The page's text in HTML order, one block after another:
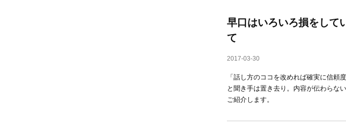
早口はいろいろ損をして
て
2017-03-30
「話し方のココを改めれば確実に信頼
と聞き手は置き去り。内容が伝わらな
ご紹介します。